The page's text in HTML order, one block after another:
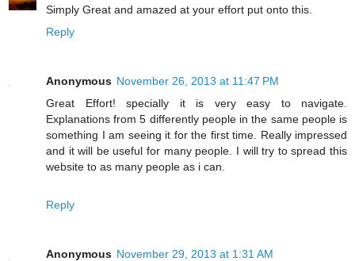
Simply Great and amazed at your effort put onto this.
Reply
Anonymous November 26, 2013 at 11:47 PM
Great Effort! specially it is very easy to navigate.
Explanations from 5 differently people in the same people is
something I am seeing it for the first time. Really impressed
and it will be useful for many people. I will try to spread this
website to as many people as i can.
Reply
Anonymous November 29, 2013 at 1:31 AM